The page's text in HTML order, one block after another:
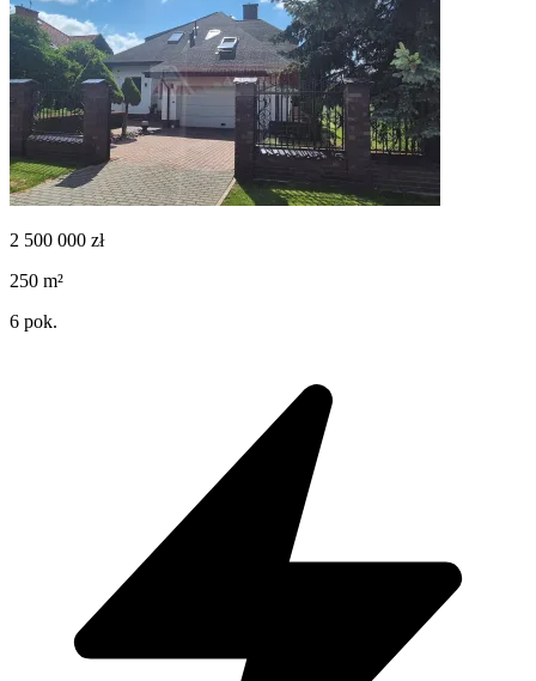
2 500 000 zł
250 m²
6 pok.